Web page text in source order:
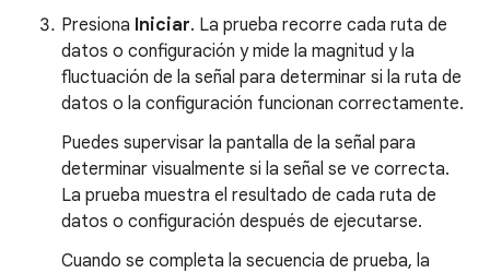
Presiona Iniciar. La prueba recorre cada ruta de
datos o configuración y mide la magnitud y la
fluctuación de la señal para determinar si la ruta de
datos o la configuración funcionan correctamente.
Puedes supervisar la pantalla de la señal para
determinar visualmente si la señal se ve correcta.
La prueba muestra el resultado de cada ruta de
datos o configuración después de ejecutarse.
Cuando se completa la secuencia de prueba, la